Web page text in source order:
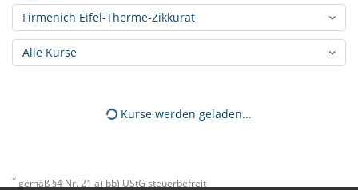
Firmenich Eifel-Therme-Zikkurat
Alle Kurse
Kurse werden geladen...
* gemäß §4 Nr. 21 a) bb) UStG steuerbefreit